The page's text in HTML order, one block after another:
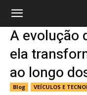
A evolução
ela
ao longo
Blog VEÍCULOS E